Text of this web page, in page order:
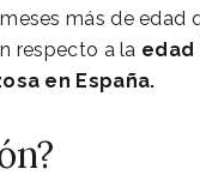
más de edad
respecto a la edad
en España.